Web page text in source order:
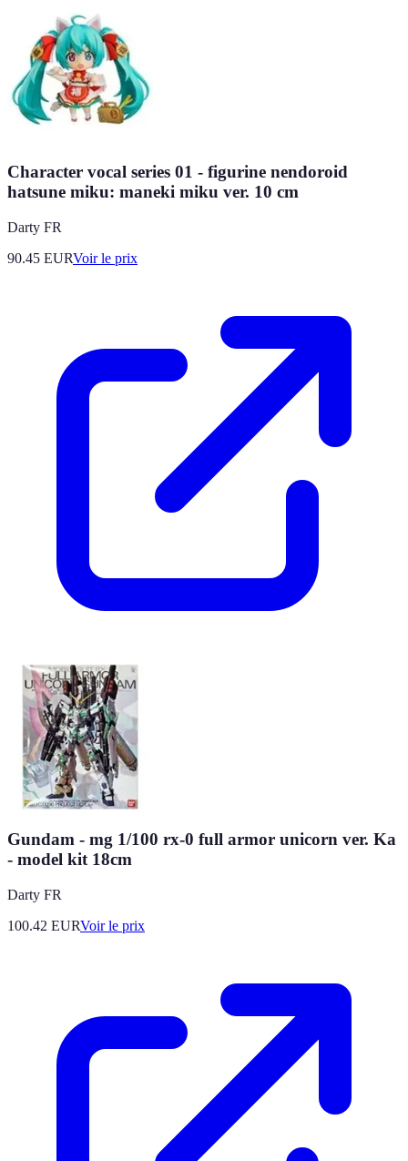
Character vocal series 01 - figurine nendoroid
hatsune miku: maneki miku ver. 10 cm
Darty FR
90.45 EURVoir le prix
Gundam - mg 1/100 rx-0 full armor unicorn ver. Ka
- model kit 18cm
Darty FR
100.42 EURVoir le prix